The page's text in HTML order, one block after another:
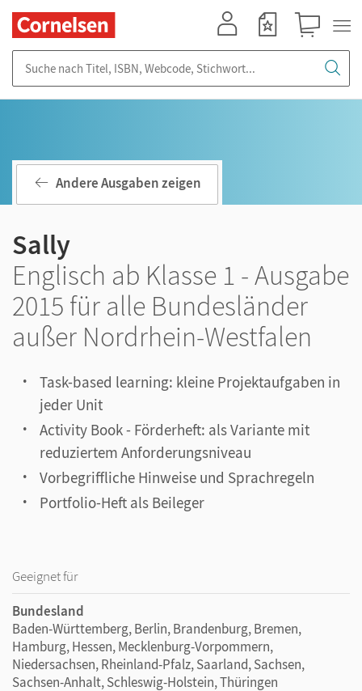
Andere Ausgaben zeigen
Sally
Englisch ab Klasse 1 - Ausgabe
2015 für alle Bundesländer
außer Nordrhein-Westfalen
Task-based learning: kleine Projektaufgaben in
jeder Unit
Activity Book - Förderheft: als Variante mit
reduziertem Anforderungsniveau
Vorbegriffliche Hinweise und Sprachregeln
Portfolio-Heft als Beileger
Geeignet für
Bundesland
Baden-Württemberg, Berlin, Brandenburg, Bremen,
Hamburg, Hessen, Mecklenburg-Vorpommern,
Niedersachsen, Rheinland-Pfalz, Saarland, Sachsen,
Sachsen-Anhalt, Schleswig-Holstein, Thüringen